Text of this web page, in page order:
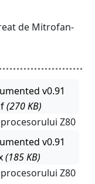
de Mitrofan-
v0.91
(270 KB)
Z80
v0.91
(185 KB)
Z80